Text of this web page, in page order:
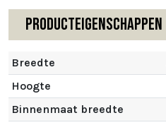
Producteigenschappen
Breedte
Hoogte
Binnenmaat breedte